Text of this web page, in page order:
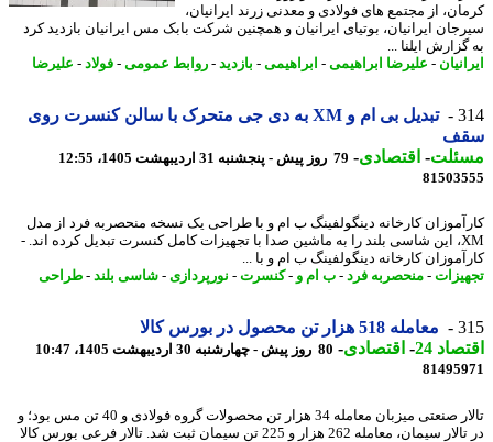
از مجتمع های فولادی و معدنی زرند ایرانیان،
ایرانیان، بوتیای ایرانیان و همچنین شرکت بابک مس ایرانیان بازدید کرد
ایلنا ...
-علیرضا ابراهیمی-ابراهیمی-بازدید-روابط عمومی-فولاد-علیرضا
تبدیل بی ام و XM به دی جی متحرک با سالن کنسرت روی
-اقتصادی-79 روز پیش - پنجشنبه 31 اردیبهشت 1405، 12:55
کارخانه دینگولفینگ ب ام و با طراحی یک نسخه منحصربه فرد از مدل
XM، این شاسی بلند را به ماشین صدا با تجهیزات کامل کنسرت تبدیل کرده اند. -
کارخانه دینگولفینگ ب ام و با ...
- منحصربه فرد-ب ام و -کنسرت- نورپردازی- شاسی بلند-طراحی
معامله 518 هزار تن محصول در بورس کالا
24
-اقتصادی-80 روز پیش - چهارشنبه 30 اردیبهشت 1405، 10:47
تالار صنعتی میزبان معامله 34 هزار تن محصولات گروه فولادی و 40 تن مس بود؛ و
در تالار سیمان، معامله 262 هزار و 225 تن سیمان ثبت شد. تالار فرعی بورس کالا